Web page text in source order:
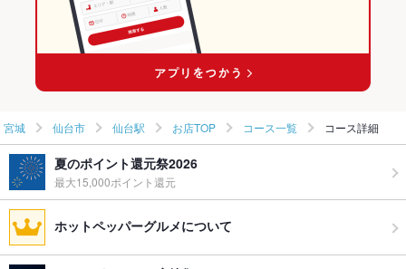
その他の関連店舗
宮城 仙台市 仙台駅 お店TOP コース一覧 コース詳細
夏のポイント還元祭2026
最大15,000ポイント還元
ホットペッパーグルメについて